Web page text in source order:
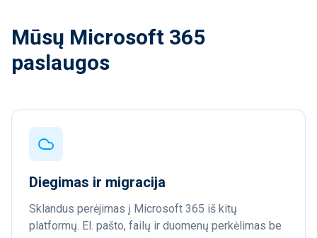
Mūsų Microsoft 365
paslaugos
Diegimas ir migracija
Sklandus perėjimas į Microsoft 365 iš kitų
platformų. El. pašto, failų ir duomenų perkėlimas be